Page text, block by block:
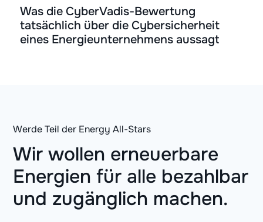
Was die CyberVadis-Bewertung
tatsächlich über die Cybersicherheit
eines Energieunternehmens aussagt
Werde Teil der Energy All-Stars
Wir wollen erneuerbare
Energien für alle bezahlbar
und zugänglich machen.